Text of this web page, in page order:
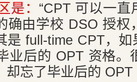
是： “CPT 可以一
确由学校 DSO 授权
是 full-time CPT，
业后的 OPT 资格
却忘了毕业后的